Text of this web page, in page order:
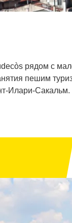
рядом с
пешим
Илари-Сакальм.